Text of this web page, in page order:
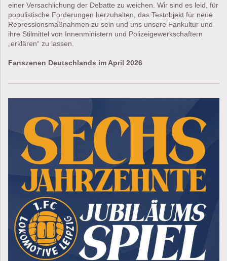
einer Versachlichung der Debatte zu weichen. Wir sind es leid, für
populistische Forderungen herzuhalten, das Testobjekt für neue
Repressionsmaßnahmen zu sein und uns unsere Fankultur und
ihre Stilmittel von Innenministern und Polizeigewerkschaftern
„erklären“ zu lassen.
Fanszenen Deutschlands im April 2026